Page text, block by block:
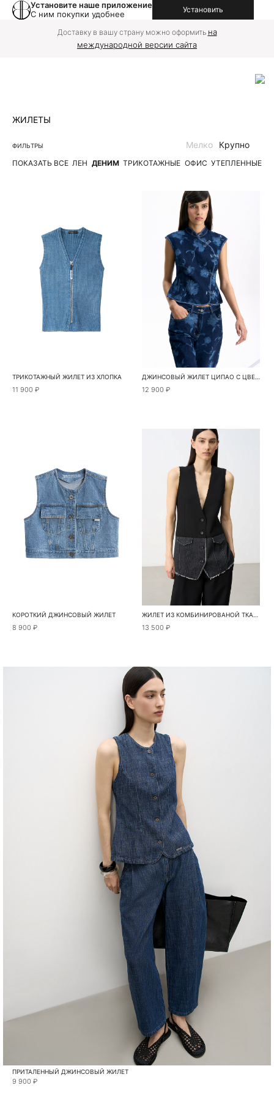
Установите наше приложение
С ним покупки удобнее
Установить
Доставку в вашу страну можно оформить на
международной версии сайта
ЖИЛЕТЫ
ФИЛЬТРЫ
ПОКАЗАТЬ ВСЕ ЛЕН ДЕНИМ ТРИКОТАЖНЫЕ ОФИС УТЕПЛЕННЫЕ
Мелко Крупно
ТРИКОТАЖНЫЙ ЖИЛЕТ ИЗ ХЛОПКА
11 900 ₽
ДЖИНСОВЫЙ ЖИЛЕТ ЦИПАО С ЦВЕТОЧНЫМ ПРИНТОМ
12 900 ₽
КОРОТКИЙ ДЖИНСОВЫЙ ЖИЛЕТ
8 900 ₽
ЖИЛЕТ ИЗ КОМБИНИРОВАНОЙ ТКАНИ
13 500 ₽
ПРИТАЛЕННЫЙ ДЖИНСОВЫЙ ЖИЛЕТ
9 900 ₽